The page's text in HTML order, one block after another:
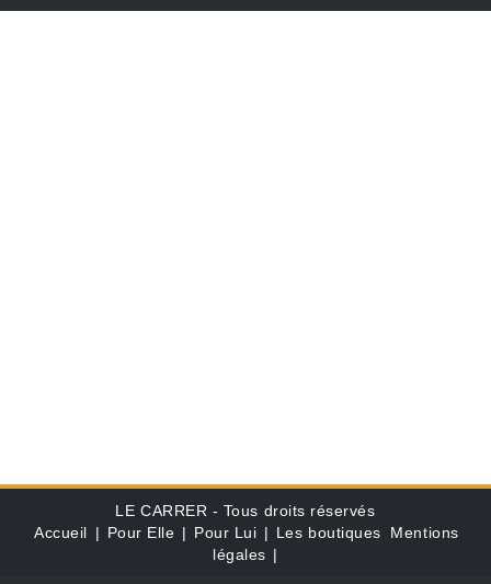
LE CARRER - Tous droits réservés
Accueil | Pour Elle | Pour Lui | Les boutiques
Mentions
légales |